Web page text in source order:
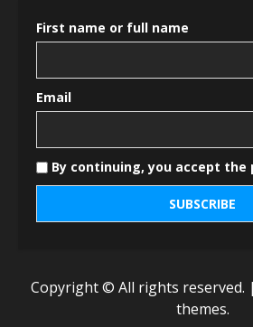
First name or full name
Email
By continuing, you accept the
Copyright © All rights reserved. |
themes.